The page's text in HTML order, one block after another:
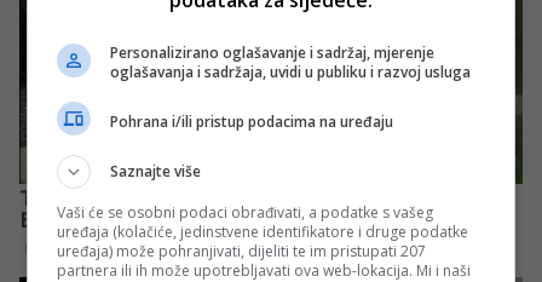
Personalizirano oglašavanje i sadržaj, mjerenje
oglašavanja i sadržaja, uvidi u publiku i razvoj usluga
Pohrana i/ili pristup podacima na uređaju
Saznajte više
Vaši će se osobni podaci obrađivati, a podatke s vašeg
uređaja (kolačiće, jedinstvene identifikatore i druge podatke
uređaja) može pohranjivati, dijeliti te im pristupati 207
partnera ili ih može upotrebljavati ova web-lokacija. Mi i naši